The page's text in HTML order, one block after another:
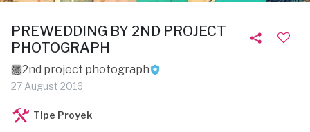
PREWEDDING BY 2ND PROJECT
PHOTOGRAPH
2nd project photograph
27 August 2016
Tipe Proyek —